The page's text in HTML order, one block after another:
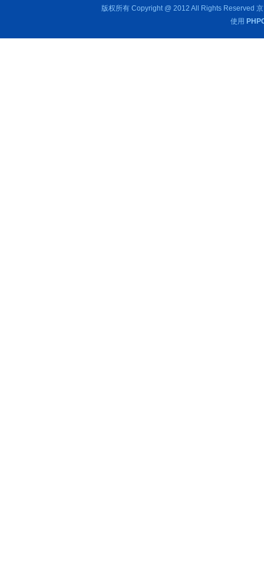
版权所有 Copyright @ 2012 All Rights Reserved
使用